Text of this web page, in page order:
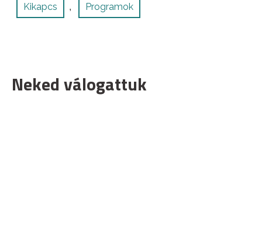
Kikapcs , Programok
Neked válogattuk